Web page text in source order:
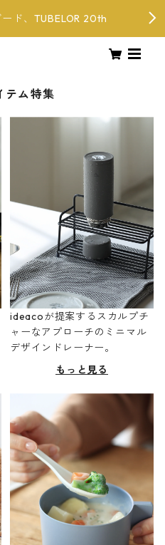
ド、TUBELOR 20th
テム特集
ideacoが提案するスカルプチ
ャーなアプローチのミニマル
デザインドレーナー。
もっと見る